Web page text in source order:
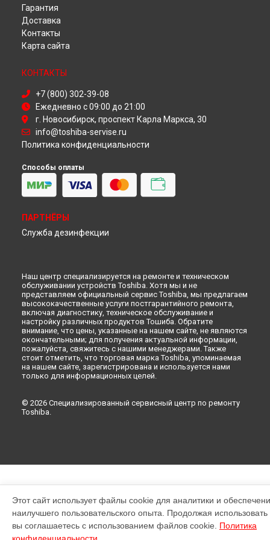
Ремонт телевизора 55U6863 Toshiba в
Ремонт телевизора 55U6863 Toshiba в
Ремонт телевизора 55U6863 Toshiba в
Ремонт телевизора 55U6863 Toshiba в
Гарантия
Доставка
Контакты
Карта сайта
КОНТАКТЫ
+7 (800) 302-39-08
Ежедневно с 09:00 до 21:00
г. Новосибирск, проспект Карла Маркса, 30
info@toshiba-servise.ru
Политика конфиденциальности
Способы оплаты
ПАРТНЁРЫ
Служба дезинфекции
Наш центр специализируется на ремонте и техническом
обслуживании устройств Toshiba. Хотя мы и не
представляем официальный сервис Toshiba, мы предлагаем
высококачественные услуги постгарантийного ремонта,
включая диагностику, техническое обслуживание и
настройку различных продуктов Тошиба. Обратите
внимание, что цены, указанные на нашем сайте, не являются
окончательными; для получения актуальной информации,
пожалуйста, свяжитесь с нашими менеджерами. Также
стоит отметить, что торговая марка Toshiba, упоминаемая
на нашем сайте, зарегистрирована и используется нами
только для информационных целей.
© 2026 Специализированный сервисный центр по ремонту
Toshiba.
Этот сайт использует файлы cookie для аналитики и
наилучшего пользовательского опыта. Продолжая использовать
вы соглашаетесь с использованием файлов cookie. Политика